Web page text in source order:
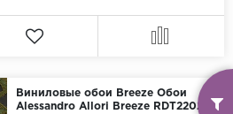
Виниловые обои Breeze Обои
Alessandro Allori Breeze RDT2202-